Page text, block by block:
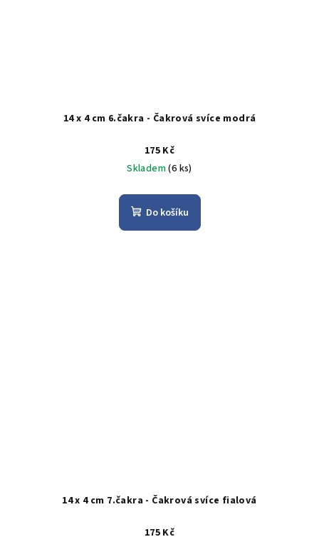
14 x 4 cm 6.čakra - Čakrová svíce modrá
175 Kč
Skladem(6 ks)
Do košíku
14 x 4 cm 7.čakra - Čakrová svíce fialová
175 Kč